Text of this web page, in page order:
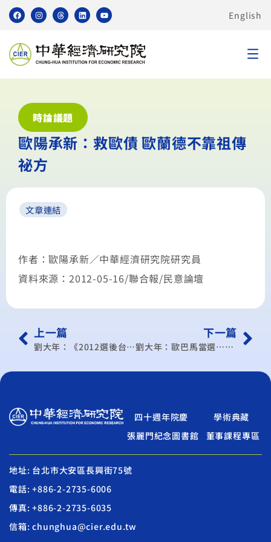
English
時論議題
歐陽承新：救歐債 歐蘭德不靠祖傳
祕方
文章連結
作者：歐陽承新／中華經濟研究院研究員
資料來源：2012-05-16/聯合報/民意論壇
上一篇
劉大年：《2012選後台灣新局系列完》台灣經濟想脫胎換骨 思維一定要變
下一篇
劉大年：歐巴馬當選…續收經濟爛攤
四十週年院慶
學術典藏
張麗門紀念圖書館
董事課程專區
地址: 台北市大安區長興街75號
電話: +886-2-2735-6006
傳真: +886-2-2735-6035
信箱: chunghua@cier.edu.tw